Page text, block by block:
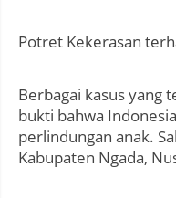
Potret Kekerasan
Berbagai kasus yang
bukti bahwa
perlindungan anak.
Kabupaten Ngada,